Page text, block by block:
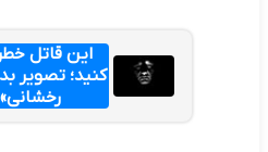
این قاتل
کنید؛ تصویر